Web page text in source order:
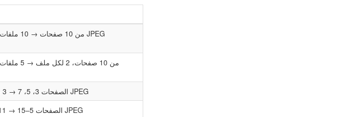
TIFF من 10 صفحات → 10 ملفات JPEG
الصفحات 3، 5، 7 → 3 ملفات JPEG
الصفحات 5–15 → 11 ملف JPEG